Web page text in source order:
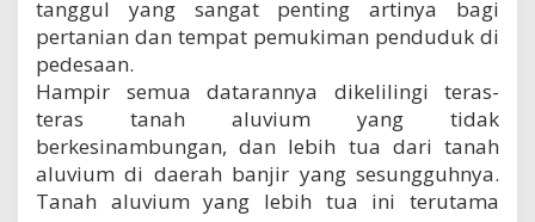
tanggul yang sangat penting artinya bagi
pertanian dan tempat pemukiman penduduk di
pedesaan.
Hampir semua datarannya dikelilingi teras-
teras tanah aluvium yang tidak
berkesinambungan, dan lebih tua dari tanah
aluvium di daerah banjir yang sesungguhnya.
Tanah aluvium yang lebih tua ini terutama